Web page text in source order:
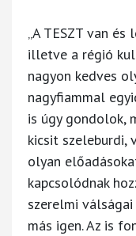
„A TESZT van és
illetve a régió
nagyon kedves
nagyfiammal
is úgy gondolok,
kicsit szeleburdi,
olyan
kapcsolódnak
szerelmi
más igen. Az is